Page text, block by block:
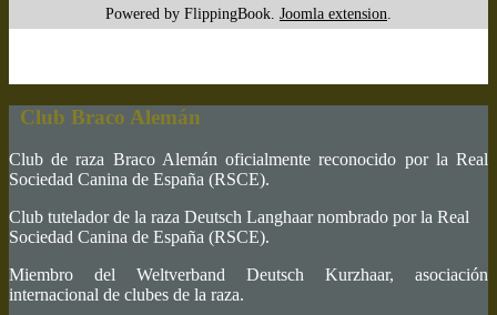
Powered by FlippingBook. Joomla extension
Club Braco Alemán
Club de raza Braco Alemán oficialmente reconocido por la Real
Sociedad Canina de España (RSCE).
Club tutelador de la raza Deutsch Langhaar nombrado por la Real
Sociedad Canina de España (RSCE).
Miembro del Weltverband Deutsch Kurzhaar, asociación
internacional de clubes de la raza.